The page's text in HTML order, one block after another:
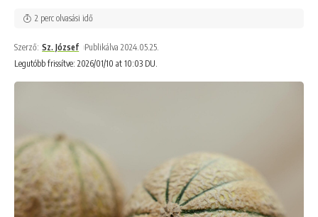
Legutóbb frissítve: 2026/01/10 at 10:03 DU.
Szerző: Sz. József Publikálva 2024.05.25.
2 perc olvasási idő